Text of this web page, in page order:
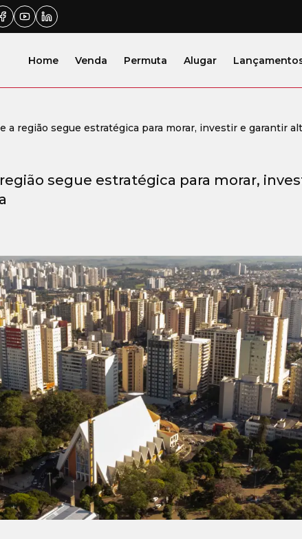
Home Venda Permuta Alugar
a região segue estratégica para morar, investir e garantir
segue estratégica para morar,